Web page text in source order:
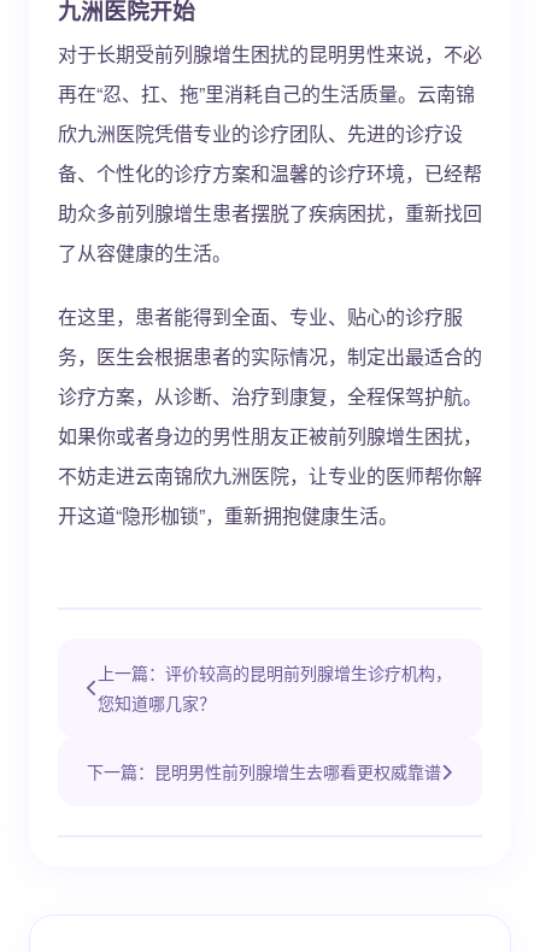
九洲医院开始
对于长期受前列腺增生困扰的昆明男性来说，不必
再在“忍、扛、拖”里消耗自己的生活质量。云南锦
欣九洲医院凭借专业的诊疗团队、先进的诊疗设
备、个性化的诊疗方案和温馨的诊疗环境，已经帮
助众多前列腺增生患者摆脱了疾病困扰，重新找回
了从容健康的生活。
在这里，患者能得到全面、专业、贴心的诊疗服
务，医生会根据患者的实际情况，制定出最适合的
诊疗方案，从诊断、治疗到康复，全程保驾护航。
如果你或者身边的男性朋友正被前列腺增生困扰，
不妨走进云南锦欣九洲医院，让专业的医师帮你解
开这道“隐形枷锁”，重新拥抱健康生活。
上一篇：评价较高的昆明前列腺增生诊疗机构，
您知道哪几家？
下一篇：昆明男性前列腺增生去哪看更权威靠谱